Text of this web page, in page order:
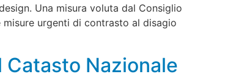
Una misura voluta dal Consiglio
urgenti di contrasto al disagio
Nazionale